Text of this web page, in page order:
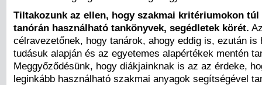
Tiltakozunk az ellen, hogy szakmai kritériumokon túl
tanórán használható tankönyvek, segédletek körét.
célravezetőnek, hogy tanárok, ahogy eddig is, ezután is
tudásuk alapján és az egyetemes alapértékek mentén
Meggyőződésünk, hogy diákjainknak is az az érdeke,
leginkább használható szakmai anyagok segítségével